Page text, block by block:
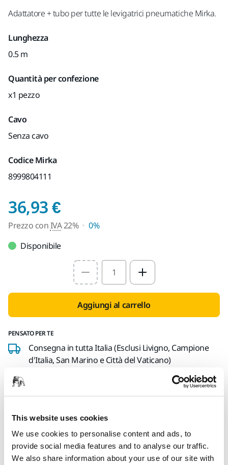
This website uses cookies
We use cookies to personalise content and ads, to
provide social media features and to analyse our traffic.
We also share information about your use of our site with
Adattatore + tubo per tutte le levigatrici pneumatiche Mirka.
Lunghezza
0.5 m
Quantità per confezione
x1 pezzo
Cavo
Senza cavo
Codice Mirka
8999804111
36,93 €Prezzo con IVA 22%
Prezzo conIVA22%
0%
Disponibile
Select quantity value
Aggiungi al carrello
PENSATO PER TE
Consegna in tutta Italia (Esclusi Livigno, Campione
d'Italia, San Marino e Città del Vaticano)
Spedizione gratuita per gli ordini di importo
Spedizione tracciabile
Effettua un reso facilmente su www.mirka.com/it-
it/supporto/reso-articoli